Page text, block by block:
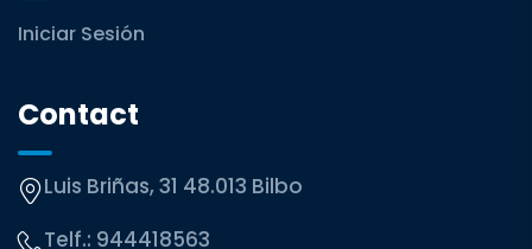
Iniciar Sesión
Contact
Luis Briñas, 31 48.013 Bilbo
Telf.: 944418563